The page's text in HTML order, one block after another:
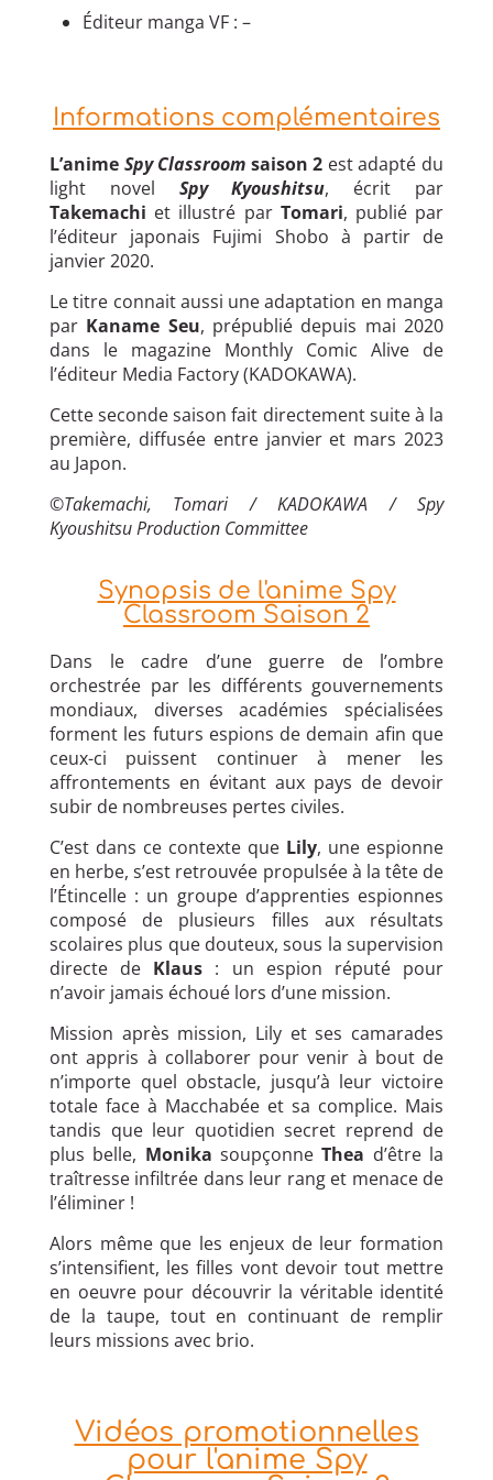
Éditeur manga VF : –
Informations complémentaires
L’anime Spy Classroom saison 2 est adapté du
light novel Spy Kyoushitsu, écrit par
Takemachi et illustré par Tomari, publié par
l’éditeur japonais Fujimi Shobo à partir de
janvier 2020.
Le titre connait aussi une adaptation en manga
par Kaname Seu, prépublié depuis mai 2020
dans le magazine Monthly Comic Alive de
l’éditeur Media Factory (KADOKAWA).
Cette seconde saison fait directement suite à la
première, diffusée entre janvier et mars 2023
au Japon.
©Takemachi, Tomari / KADOKAWA / Spy
Kyoushitsu Production Committee
Synopsis de l'anime Spy
Classroom Saison 2
Dans le cadre d’une guerre de l’ombre
orchestrée par les différents gouvernements
mondiaux, diverses académies spécialisées
forment les futurs espions de demain afin que
ceux-ci puissent continuer à mener les
affrontements en évitant aux pays de devoir
subir de nombreuses pertes civiles.
C’est dans ce contexte que Lily, une espionne
en herbe, s’est retrouvée propulsée à la tête de
l’Étincelle : un groupe d’apprenties espionnes
composé de plusieurs filles aux résultats
scolaires plus que douteux, sous la supervision
directe de Klaus : un espion réputé pour
n’avoir jamais échoué lors d’une mission.
Mission après mission, Lily et ses camarades
ont appris à collaborer pour venir à bout de
n’importe quel obstacle, jusqu’à leur victoire
totale face à Macchabée et sa complice. Mais
tandis que leur quotidien secret reprend de
plus belle, Monika soupçonneThea d’être la
traîtresse infiltrée dans leur rang et menace de
l’éliminer !
Alors même que les enjeux de leur formation
s’intensifient, les filles vont devoir tout mettre
en oeuvre pour découvrir la véritable identité
de la taupe, tout en continuant de remplir
leurs missions avec brio.
Vidéos promotionnelles
pour l'anime Spy